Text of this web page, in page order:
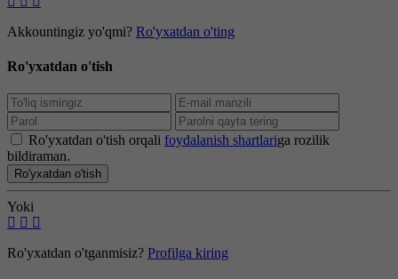
Akkountingiz yo'qmi? Ro'yxatdan o'ting
Ro'yxatdan o'tish
Ro'yxatdan o'tish orqali foydalanish shartlariga rozilik
bildiraman.
Ro'yxatdan o'tish
Yoki
Ro'yxatdan o'tganmisiz? Profilga kiring